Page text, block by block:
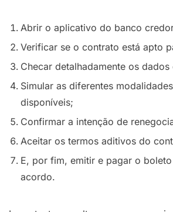
Abrir o aplicativo do banco
Verificar se o contrato está apto
Checar detalhadamente os
Simular as diferentes
disponíveis;
Confirmar a intenção de
Aceitar os termos aditivos do
E, por fim, emitir e pagar o
acordo.